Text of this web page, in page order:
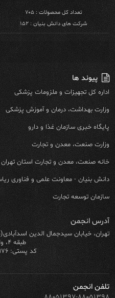
تعداد کل محصولات : ۷۰۵
شرکت های دانش بنیان : ۱۵۲
پیوند ها
اداره کل تجهیزات و ملزومات پزشکی
وزارت بهداشت، درمان و آموزش پزشکی
پایگاه خبری سازمان غذا و دارو
وزارت صنعت، معدن و تجارت
خانه صنعت، معدن و تجارت استان تهران
دانش بنیان - معاونت علمی و فناوری
سازمان توسعه تجارت
آدرس انجمن
طبقه ۴، واحد ۱۲
کد پستی: ۴۴۱۷۶-۱۴۳۶۸
تلفن انجمن